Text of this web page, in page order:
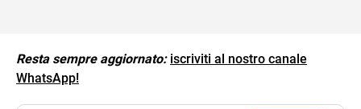
Resta sempre aggiornato: iscriviti al nostro canale
WhatsApp!